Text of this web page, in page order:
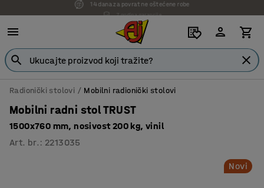
7 godina garancije
Radionički stolovi Mobilni radionički stolovi
Mobilni radni stol TRUST
1500x760 mm, nosivost 200 kg, vinil
Art. br. : 2213035
Novi